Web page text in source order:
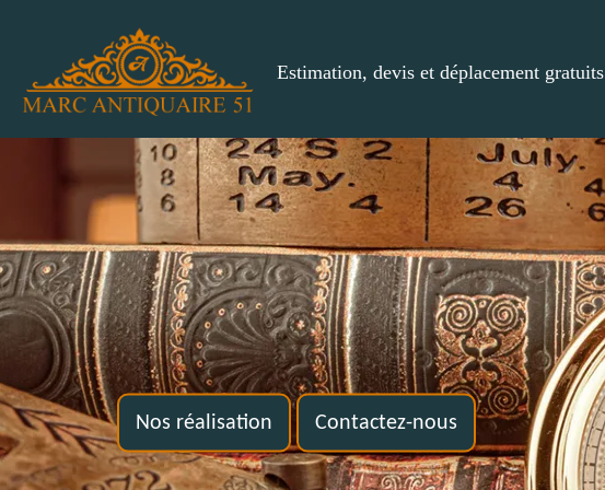
Estimation, devis et déplacement gratuits
Nos réalisation Contactez-nous